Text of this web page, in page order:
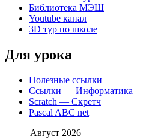
Библиотека МЭШ
Youtube канал
3D тур по школе
Для урока
Полезные ссылки
Ссылки — Информатика
Scratch — Скретч
Pascal ABC net
Август 2026